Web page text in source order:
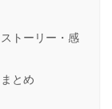
トーリー・感
とめ